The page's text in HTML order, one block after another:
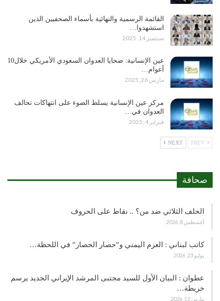
القائمة الرسمية والنهائية بأسماء الصحفيين الذين
استشهدوا…
سبتمبر 14, 2025
عين الإنسانية: ضحايا العدوان السعودي الأمريكي خلال10
أعوام…
مارس 26, 2025
مركز عين الإنسانية يسلط الضوء على انتهاكات تحالف
العدوان في…
فبراير 4, 2025
NEXT
صحافة
الحلف الثلاثي ضد من؟ .. نقاط على الحروف
أغسطس 8, 2026
كاتب لبناني : العزم اليمني و”حصار الحصار” في اللحظة…
يوليو 23, 2026
عطوان : البيان الأول للسيد مجتبى المرشد الإيراني الجديد يرسم
خريطة…
مارس 12, 2026